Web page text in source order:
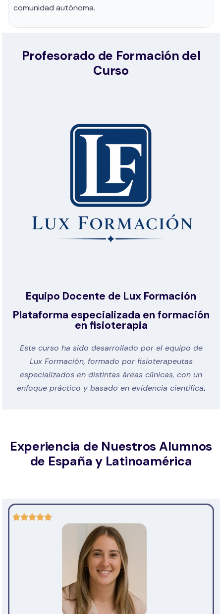
comunidad autónoma.
Profesorado de Formación del
Curso
Equipo Docente de Lux Formación
Plataforma especializada en formación
en fisioterapia
Este curso ha sido desarrollado por el equipo de
Lux Formación, formado por fisioterapeutas
especializados en distintas áreas clínicas, con un
enfoque práctico y basado en evidencia científica.
Experiencia de Nuestros Alumnos
de España y Latinoamérica